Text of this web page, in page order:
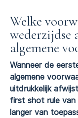
Welke
wederzijdse
algemene
Wanneer de
algemene
uitdrukkelijk
first shot rule van
langer van